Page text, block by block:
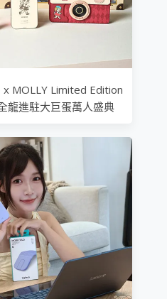
MOLLY Limited Edition
龍進駐大巨蛋萬人盛典